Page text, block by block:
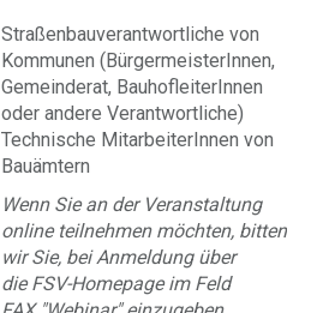
Straßenbauverantwortliche von
Kommunen (BürgermeisterInnen,
Gemeinderat, BauhofleiterInnen
oder andere Verantwortliche)
Technische MitarbeiterInnen von
Bauämtern
Wenn Sie an der Veranstaltung
online teilnehmen möchten, bitten
wir Sie, bei Anmeldung über
die FSV-Homepage im Feld